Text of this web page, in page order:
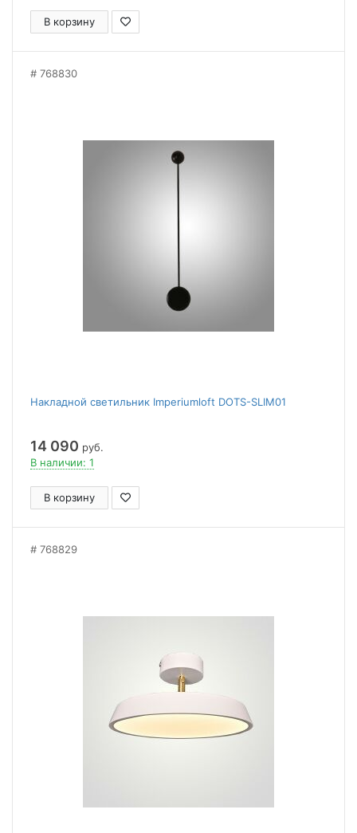
В корзину
768830
Накладной светильник Imperiumloft DOTS-SLIM01
14 090 руб.
В наличии: 1
В корзину
768829